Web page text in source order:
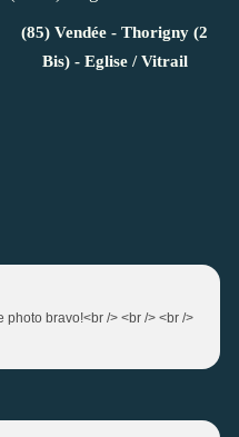
(85) Vendée - Thorigny (2
Bis) - Eglise / Vitrail
bravo!<br /> <br /> <br />